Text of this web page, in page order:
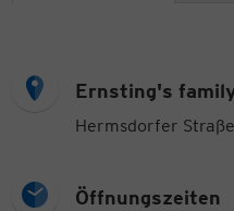
Ernsting's
Hermsdorfer
Öffnungszeiten